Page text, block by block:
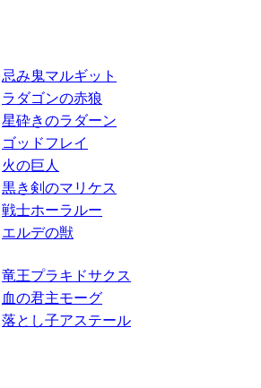
忌み鬼マルギット
ラダゴンの赤狼
星砕きのラダーン
ゴッドフレイ
火の巨人
黒き剣のマリケス
戦士ホーラルー
エルデの獣
竜王プラキドサクス
血の君主モーグ
落とし子アステール